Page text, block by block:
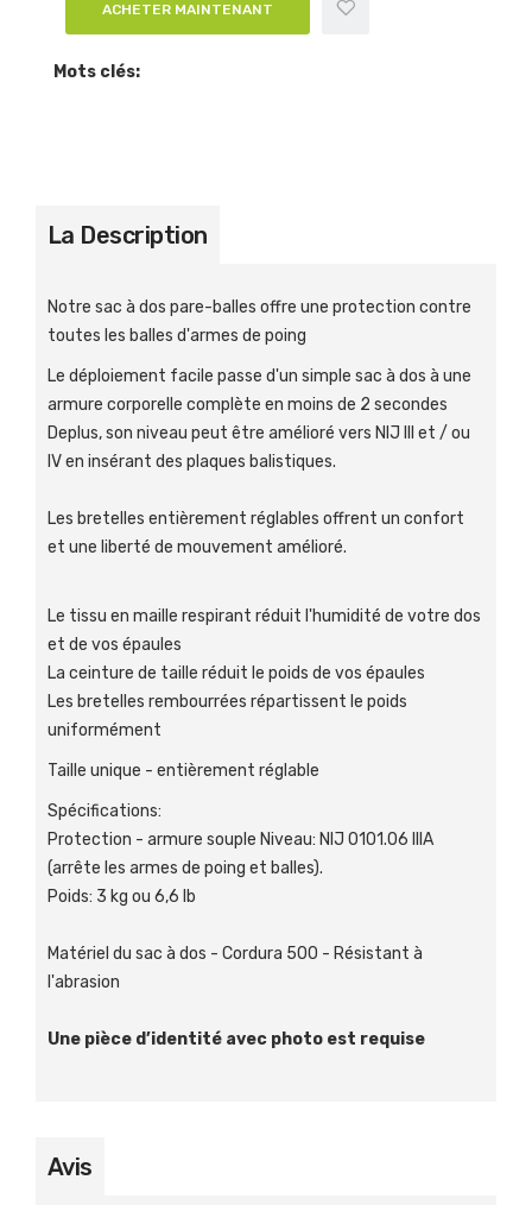
ACHETER MAINTENANT
Mots clés:
La Description
Notre sac à dos pare-balles offre une protection contre
toutes les balles d'armes de poing
Le déploiement facile passe d'un simple sac à dos à une
armure corporelle complète en moins de 2 secondes
Deplus, son niveau peut être amélioré vers NIJ III et / ou
IV en insérant des plaques balistiques.
Les bretelles entièrement réglables offrent un confort
et une liberté de mouvement amélioré.
Le tissu en maille respirant réduit l'humidité de votre dos
et de vos épaules
La ceinture de taille réduit le poids de vos épaules
Les bretelles rembourrées répartissent le poids
uniformément
Taille unique - entièrement réglable
Spécifications:
Protection - armure souple Niveau: NIJ 0101.06 IIIA
(arrête les armes de poing et balles).
Poids: 3 kg ou 6,6 lb
Matériel du sac à dos - Cordura 500 - Résistant à
l'abrasion
Une pièce d’identité avec photo est requise
Avis